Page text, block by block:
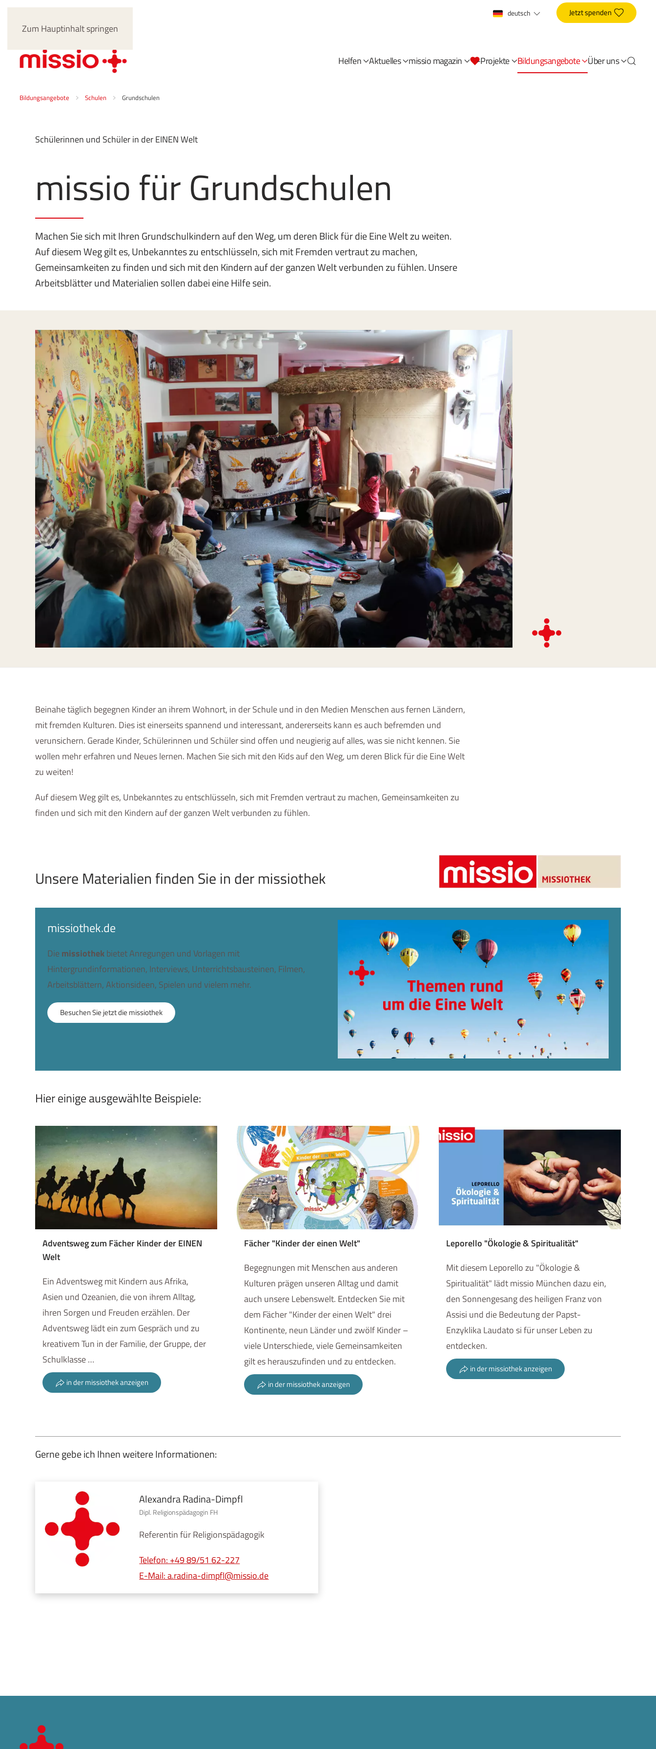
Zum Hauptinhalt springen
deutsch Jetzt spenden
Helfen Aktuelles missio magazin -Projekte Bildungsangebote Über uns
Bildungsangebote Schulen Grundschulen
Schülerinnen und Schüler in der EINEN Welt
missio für Grundschulen
Machen Sie sich mit Ihren Grundschulkindern auf den Weg, um deren Blick für die Eine Welt zu weiten.
Auf diesem Weg gilt es, Unbekanntes zu entschlüsseln, sich mit Fremden vertraut zu machen,
Gemeinsamkeiten zu finden und sich mit den Kindern auf der ganzen Welt verbunden zu fühlen. Unsere
Arbeitsblätter und Materialien sollen dabei eine Hilfe sein.
Beinahe täglich begegnen Kinder an ihrem Wohnort, in der Schule und in den Medien Menschen aus fernen Ländern,
mit fremden Kulturen. Dies ist einerseits spannend und interessant, andererseits kann es auch befremden und
verunsichern. Gerade Kinder, Schülerinnen und Schüler sind offen und neugierig auf alles, was sie nicht kennen. Sie
wollen mehr erfahren und Neues lernen. Machen Sie sich mit den Kids auf den Weg, um deren Blick für die Eine Welt
zu weiten!
Auf diesem Weg gilt es, Unbekanntes zu entschlüsseln, sich mit Fremden vertraut zu machen, Gemeinsamkeiten zu
finden und sich mit den Kindern auf der ganzen Welt verbunden zu fühlen.
Unsere Materialien finden Sie in der missiothek
missiothek.de
Die missiothekbietet Anregungen und Vorlagen mit
Hintergrundinformationen, Interviews, Unterrichtsbausteinen, Filmen,
Arbeitsblättern, Aktionsideen, Spielen und vielem mehr.
Besuchen Sie jetzt die missiothek
Hier einige ausgewählte Beispiele:
Adventsweg zum Fächer Kinder der EINEN
Welt
Ein Adventsweg mit Kindern aus Afrika,
Asien und Ozeanien, die von ihrem Alltag,
ihren Sorgen und Freuden erzählen. Der
Adventsweg lädt ein zum Gespräch und zu
kreativem Tun in der Familie, der Gruppe, der
Schulklasse …
in der missiothek anzeigen
Fächer "Kinder der einen Welt"
Begegnungen mit Menschen aus anderen
Kulturen prägen unseren Alltag und damit
auch unsere Lebenswelt. Entdecken Sie mit
dem Fächer "Kinder der einen Welt" drei
Kontinente, neun Länder und zwölf Kinder –
viele Unterschiede, viele Gemeinsamkeiten
gilt es herauszufinden und zu entdecken.
in der missiothek anzeigen
Leporello "Ökologie & Spiritualität"
Mit diesem Leporello zu "Ökologie &
Spiritualität" lädt missio München dazu ein,
den Sonnengesang des heiligen Franz von
Assisi und die Bedeutung der Papst-
Enzyklika Laudato si für unser Leben zu
entdecken.
in der missiothek anzeigen
Gerne gebe ich Ihnen weitere Informationen:
Alexandra Radina-Dimpfl
Dipl. Religionspädagogin FH
Referentin für Religionspädagogik
Telefon: +49 89/51 62-227
E-Mail:a.radina-dimpfl@missio.de